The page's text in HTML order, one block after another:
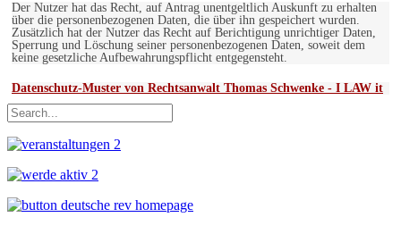
Der Nutzer hat das Recht, auf Antrag unentgeltlich Auskunft zu erhalten
über die personenbezogenen Daten, die über ihn gespeichert wurden.
Zusätzlich hat der Nutzer das Recht auf Berichtigung unrichtiger Daten,
Sperrung und Löschung seiner personenbezogenen Daten, soweit dem
keine gesetzliche Aufbewahrungspflicht entgegensteht.
Datenschutz-Muster von Rechtsanwalt Thomas Schwenke - I LAW it